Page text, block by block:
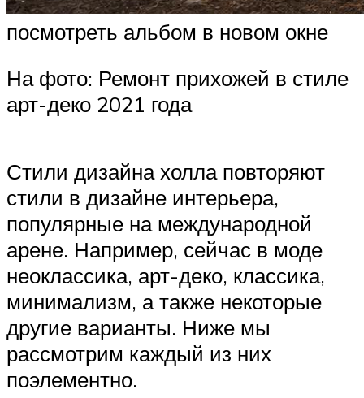
посмотреть альбом в новом окне
На фото: Ремонт прихожей в стиле
арт-деко 2021 года
Стили дизайна холла повторяют
стили в дизайне интерьера,
популярные на международной
арене. Например, сейчас в моде
неоклассика, арт-деко, классика,
минимализм, а также некоторые
другие варианты. Ниже мы
рассмотрим каждый из них
поэлементно.